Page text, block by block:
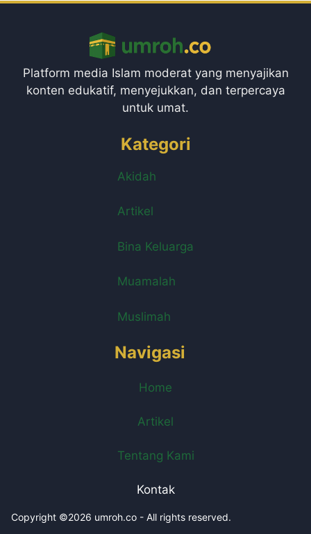
Platform media Islam moderat yang menyajikan
konten edukatif, menyejukkan, dan terpercaya
untuk umat.
Kategori
Akidah
Artikel
Bina Keluarga
Muamalah
Muslimah
Navigasi
Home
Artikel
Tentang Kami
Kontak
Copyright ©2026 umroh.co - All rights reserved.